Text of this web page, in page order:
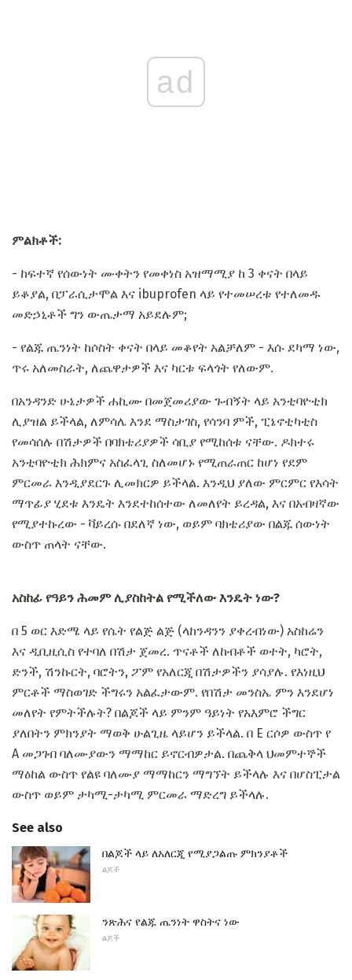
ad
ምልክቶች:
- ከፍተኛ የሰውነት ሙቀትን የመቀነስ አዝማሚያ ከ 3 ቀናት በላይ
ይቆያል, በፓራሲታሞል እና ibuprofen ላይ የተመሠረቱ የተለመዱ
መድኃኒቶች ግን ውጤታማ አይደሉም;
- የልጁ ጤንነት ከሶስት ቀናት በላይ መቆየት አልቻለም - እሱ ደካማ ነው,
ጥሩ አለመስራት, ለጨዋታዎች እና ካርቱ ፍላጎት የለውም.
በአንዳንድ ሁኔታዎች ሐኪሙ በመጀመሪያው ጉብኝት ላይ አንቲባዮቲክ
ሊያዝል ይችላል, ለምሳሌ እንደ ማስታገስ, የሳንባ ምች, ፒኔኖቲካቲስ
የመሳሰሉ በሽታዎች በባክቴሪያዎች ሳቢያ የሚከሰቱ ናቸው. ዶክተሩ
አንቲባዮቲክ ሕክምና አስፈላጊ ስለመሆኑ የሚጠራጠር ከሆነ የደም
ምርመራ እንዲያደርጉ ሊመክርዎ ይችላል. እንዲህ ያለው ምርምር የእሳት
ማጥፊያ ሂደቱ እንዴት እንደተከሰተው ለመለየት ይረዳል, እና በአብዛኛው
የሚያተኩረው - ቫይረሱ በደለኛ ነው, ወይም ባክቴሪያው በልጁ ሰውነት
ውስጥ ጠላት ናቸው.
አስከፊ የዓይን ሕመም ሊያስከትል የሚችለው እንዴት ነው?
በ 5 ወር እድሜ ላይ የሴት የልጅ ልጅ (ላከንዳንን ያቀረብነው) አስከሬን
እና ዲቢዚሲስ የተባለ በሽታ ጀመረ. ጥናቶች ለከብቶች ወተት, ካሮት,
ድንች, ሽንኩርት, ባሮትን, ፖም የአለርጂ በሽታዎችን ያሳያሉ. የእነዚህ
ምርቶች ማስወገድ ችግሩን አልፈታውም. የበሽታ መንስኤ ምን እንደሆነ
መለየት የምትችሉት? በልጆች ላይ ምንም ዓይነት የአእምሮ ችግር
ያለበትን ምክንያት ማወቅ ሁልጊዜ ላይሆን ይችላል. በ E ርሶዎ ውስጥ የ
A መጋገብ ባለሙያውን ማማከር ይኖርብዎታል. በጨቅላ ህመምተኞች
ማዕከል ውስጥ የልዩ ባለሙያ ማማከርን ማግኘት ይችላሉ እና በሆስፒታል
ውስጥ ወይም ታካሚ-ታካሚ ምርመራ ማድረግ ይችላሉ.
See also
በልጆች ላይ ለአለርጂ የሚያጋልጡ ምክንያቶች
ልጆች
ንጽሕና የልጁ ጤንነት ዋስትና ነው
ልጆች